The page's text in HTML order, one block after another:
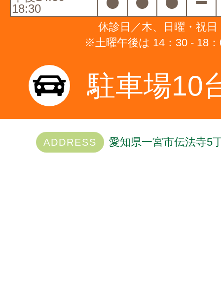
18:30
休診日／木、日曜・祝日
※土曜午後は 14：30 - 18
駐車場10
ADDRESS 愛知県一宮市伝法寺5